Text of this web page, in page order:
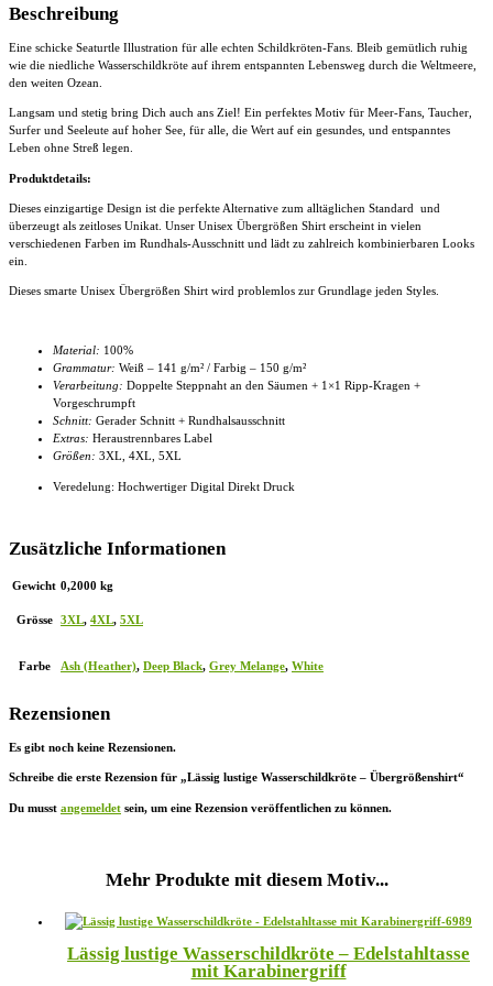
Beschreibung
Eine schicke Seaturtle Illustration für alle echten Schildkröten-Fans. Bleib gemütlich ruhig
wie die niedliche Wasserschildkröte auf ihrem entspannten Lebensweg durch die Weltmeere,
den weiten Ozean.
Langsam und stetig bring Dich auch ans Ziel! Ein perfektes Motiv für Meer-Fans, Taucher,
Surfer und Seeleute auf hoher See, für alle, die Wert auf ein gesundes, und entspanntes
Leben ohne Streß legen.
Produktdetails:
Dieses einzigartige Design ist die perfekte Alternative zum alltäglichen Standard und
überzeugt als zeitloses Unikat. Unser Unisex Übergrößen Shirt erscheint in vielen
verschiedenen Farben im Rundhals-Ausschnitt und lädt zu zahlreich kombinierbaren Looks
ein.
Dieses smarte Unisex Übergrößen Shirt wird problemlos zur Grundlage jeden Styles.
Material: 100%
Grammatur: Weiß – 141 g/m² / Farbig – 150 g/m²
Verarbeitung: Doppelte Steppnaht an den Säumen + 1×1 Ripp-Kragen +
Vorgeschrumpft
Schnitt: Gerader Schnitt + Rundhalsausschnitt
Extras: Heraustrennbares Label
Größen: 3XL, 4XL , 5XL
Veredelung: Hochwertiger Digital Direkt Druck
Zusätzliche Informationen
Gewicht 0,2000 kg
Grösse 3XL, 4XL, 5XL
Farbe Ash (Heather), Deep Black, Grey Melange, White
Rezensionen
Es gibt noch keine Rezensionen.
Schreibe die erste Rezension für „Lässig lustige Wasserschildkröte – Übergrößenshirt“
Du musst angemeldet sein, um eine Rezension veröffentlichen zu können.
Mehr Produkte mit diesem Motiv...
Lässig lustige Wasserschildkröte – Edelstahltasse
mit Karabinergriff